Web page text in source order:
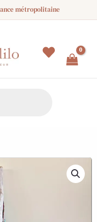
métropolitaine